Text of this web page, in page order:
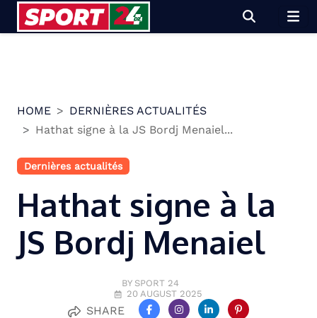
HOME
DERNIÈRES ACTUALITÉS
Hathat signe à la JS Bordj Menaiel...
Dernières actualités
Hathat signe à la
JS Bordj Menaiel
BY SPORT 24
20 AUGUST 2025
SHARE